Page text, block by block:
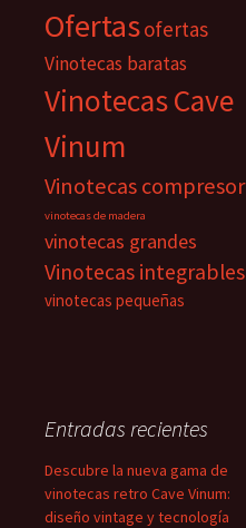
Ofertasofertas
Vinotecas baratas
Vinotecas Cave
Vinum
Vinotecas compresor
vinotecas de madera
vinotecas grandes
Vinotecas integrables
vinotecas pequeñas
Entradas recientes
Descubre la nueva gama de
vinotecas retro Cave Vinum:
diseño vintage y tecnología